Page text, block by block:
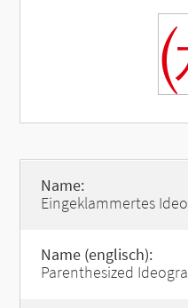
Name:
Eingeklammertes
Name (englisch):
Parenthesized